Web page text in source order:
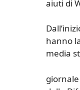
aiuti di
hanno
media